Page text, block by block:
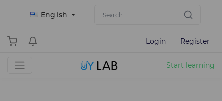
English
Login Register
Start learning